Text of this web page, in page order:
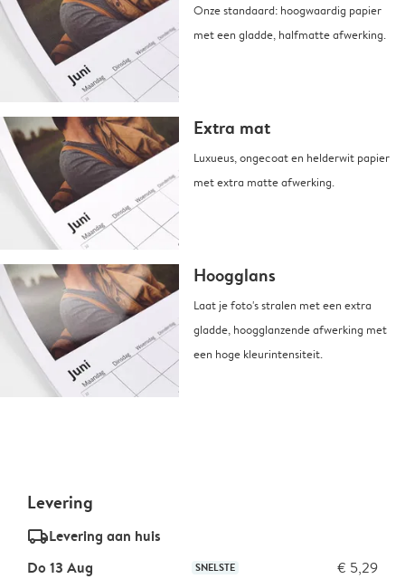
Onze standaard: hoogwaardig papier
met een gladde, halfmatte afwerking.
Extra mat
Luxueus, ongecoat en helderwit papier
met extra matte afwerking.
Hoogglans
Laat je foto's stralen met een extra
gladde, hoogglanzende afwerking met
een hoge kleurintensiteit.
Levering
delivery_standard_v2Levering aan huis
Do 13 Aug
SNELSTE € 5,29